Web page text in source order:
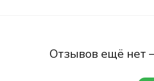
Отзывов ещё нет